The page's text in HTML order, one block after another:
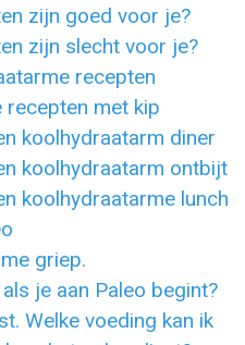
zijn goed voor je?
zijn slecht voor je?
recepten
recepten met kip
koolhydraatarm diner
koolhydraatarm ontbijt
koolhydraatarme lunch
griep.
je aan Paleo begint?
Welke voeding kan ik